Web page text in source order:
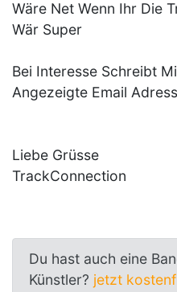
Wäre Net Wenn Ihr Die
Wär Super
Bei Interesse Schreibt
Angezeigte Email
Liebe Grüsse
TrackConnection
Du hast auch eine
Künstler? jetzt